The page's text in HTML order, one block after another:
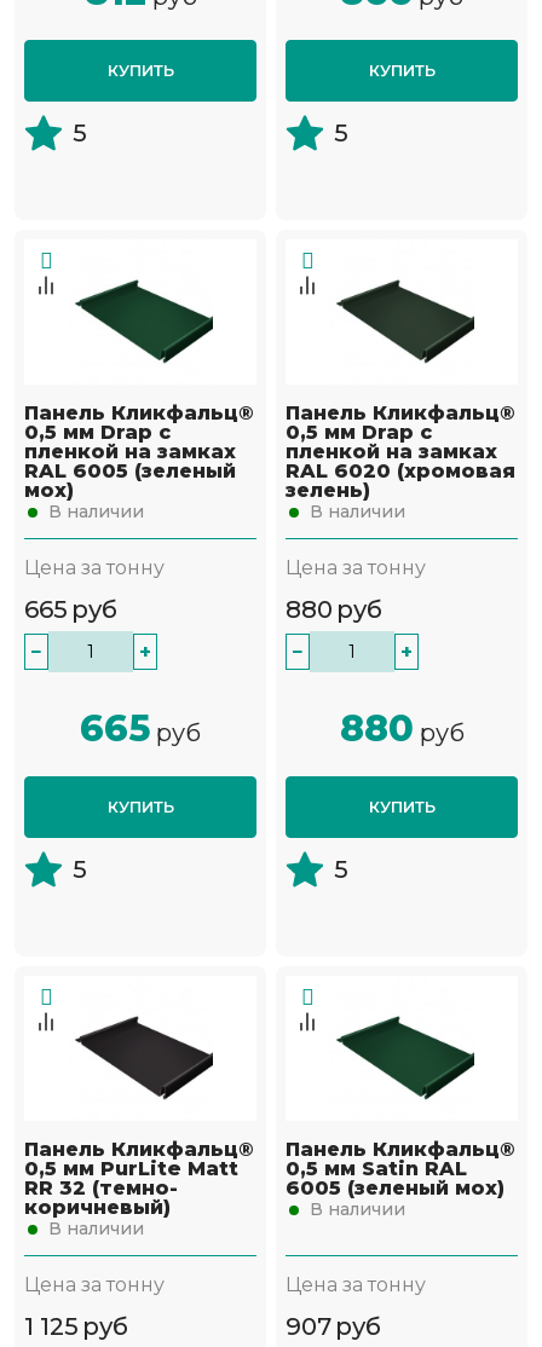
КУПИТЬ
5
КУПИТЬ
5
Панель Кликфальц®
0,5 мм Drap с
пленкой на замках
RAL 6005 (зеленый
мох)
В наличии
Цена за тонну
665 руб
− +
665 руб
КУПИТЬ
5
Панель Кликфальц®
0,5 мм Drap с
пленкой на замках
RAL 6020 (хромовая
зелень)
В наличии
Цена за тонну
880 руб
− +
880 руб
КУПИТЬ
5
Панель Кликфальц®
0,5 мм PurLite Мatt
RR 32 (темно-
коричневый)
В наличии
Цена за тонну
1 125 руб
Панель Кликфальц®
0,5 мм Satin RAL
6005 (зеленый мох)
В наличии
Цена за тонну
907 руб